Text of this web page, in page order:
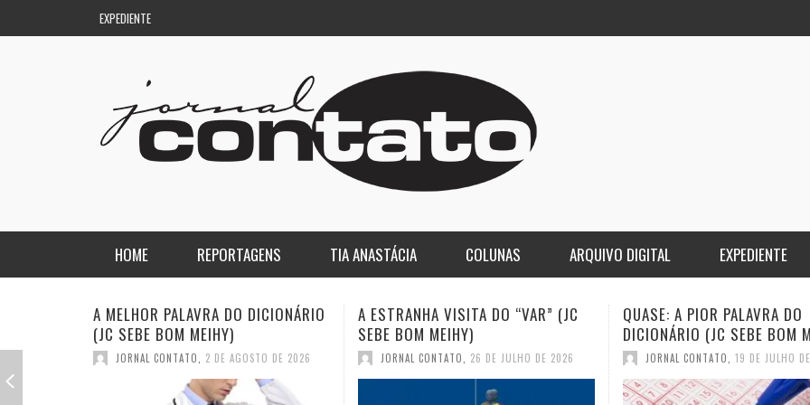
EXPEDIENTE
HOME REPORTAGENS
REGIONAL
TIA ANASTÁCIA COLUNAS
DE PASSAGEM
ARQUIVO DIGITAL EXPEDIENTE
A ESTRANHA VISITA DO “VAR” (JC
SEBE BOM MEIHY)
JORNAL CONTATO 26 DE JULHO DE 2026
QUASE: A PIOR PALAVRA DO
DICIONÁRIO (JC SEBE BOM MEIHY)
JORNAL CONTATO 19 DE JULHO DE 2026
A DEMOCRACIA
GASPARI)
JORNAL CONTATO 12 DE JULHO